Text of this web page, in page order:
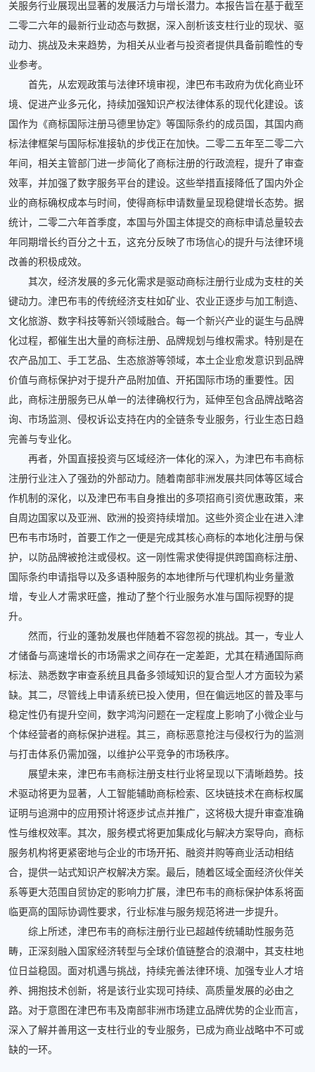
关服务行业展现出显著的发展活力与增长潜力。本报告旨在基于截至
二零二六年的最新行业动态与数据，深入剖析该支柱行业的现状、驱
动力、挑战及未来趋势，为相关从业者与投资者提供具备前瞻性的专
业参考。
首先，从宏观政策与法律环境审视，津巴布韦政府为优化商业环
境、促进产业多元化，持续加强知识产权法律体系的现代化建设。该
国作为《商标国际注册马德里协定》等国际条约的成员国，其国内商
标法律框架与国际标准接轨的步伐正在加快。二零二五年至二零二六
年间，相关主管部门进一步简化了商标注册的行政流程，提升了审查
效率，并加强了数字服务平台的建设。这些举措直接降低了国内外企
业的商标确权成本与时间，使得商标申请数量呈现稳健增长态势。据
统计，二零二六年首季度，本国与外国主体提交的商标申请总量较去
年同期增长约百分之十五，这充分反映了市场信心的提升与法律环境
改善的积极成效。
其次，经济发展的多元化需求是驱动商标注册行业成为支柱的关
键动力。津巴布韦的传统经济支柱如矿业、农业正逐步与加工制造、
文化旅游、数字科技等新兴领域融合。每一个新兴产业的诞生与品牌
化过程，都催生出大量的商标注册、品牌规划与维权需求。特别是在
农产品加工、手工艺品、生态旅游等领域，本土企业愈发意识到品牌
价值与商标保护对于提升产品附加值、开拓国际市场的重要性。因
此，商标注册服务已从单一的法律确权行为，延伸至包含品牌战略咨
询、市场监测、侵权诉讼支持在内的全链条专业服务，行业生态日趋
完善与专业化。
再者，外国直接投资与区域经济一体化的深入，为津巴布韦商标
注册行业注入了强劲的外部动力。随着南部非洲发展共同体等区域合
作机制的深化，以及津巴布韦自身推出的多项招商引资优惠政策，来
自周边国家以及亚洲、欧洲的投资持续增加。这些外资企业在进入津
巴布韦市场时，首要工作之一便是完成其核心商标的本地化注册与保
护，以防品牌被抢注或侵权。这一刚性需求使得提供跨国商标注册、
国际条约申请指导以及多语种服务的本地律所与代理机构业务量激
增，专业人才需求旺盛，推动了整个行业服务水准与国际视野的提
升。
然而，行业的蓬勃发展也伴随着不容忽视的挑战。其一，专业人
才储备与高速增长的市场需求之间存在一定差距，尤其在精通国际商
标法、熟悉数字审查系统且具备多领域知识的复合型人才方面较为紧
缺。其二，尽管线上申请系统已投入使用，但在偏远地区的普及率与
稳定性仍有提升空间，数字鸿沟问题在一定程度上影响了小微企业与
个体经营者的商标保护进程。其三，商标恶意抢注与侵权行为的监测
与打击体系仍需加强，以维护公平竞争的市场秩序。
展望未来，津巴布韦商标注册支柱行业将呈现以下清晰趋势。技
术驱动将更为显著，人工智能辅助商标检索、区块链技术在商标权属
证明与追溯中的应用预计将逐步试点并推广，这将极大提升审查准确
性与维权效率。其次，服务模式将更加集成化与解决方案导向，商标
服务机构将更紧密地与企业的市场开拓、融资并购等商业活动相结
合，提供一站式知识产权解决方案。最后，随着区域全面经济伙伴关
系等更大范围自贸协定的影响力扩展，津巴布韦的商标保护体系将面
临更高的国际协调性要求，行业标准与服务规范将进一步提升。
综上所述，津巴布韦的商标注册行业已超越传统辅助性服务范
畴，正深刻融入国家经济转型与全球价值链整合的浪潮中，其支柱地
位日益稳固。面对机遇与挑战，持续完善法律环境、加强专业人才培
养、拥抱技术创新，将是该行业实现可持续、高质量发展的必由之
路。对于意图在津巴布韦及南部非洲市场建立品牌优势的企业而言，
深入了解并善用这一支柱行业的专业服务，已成为商业战略中不可或
缺的一环。